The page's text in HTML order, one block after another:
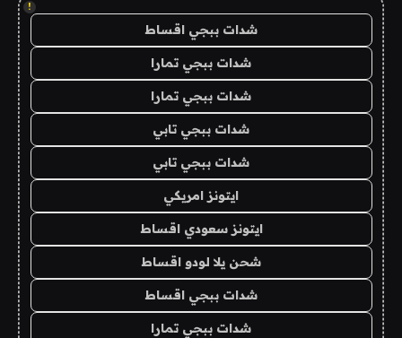
!
شدات ببجي اقساط
شدات ببجي تمارا
شدات ببجي تمارا
شدات ببجي تابي
شدات ببجي تابي
ايتونز امريكي
ايتونز سعودي اقساط
شحن يلا لودو اقساط
شدات ببجي اقساط
شدات ببجي تمارا